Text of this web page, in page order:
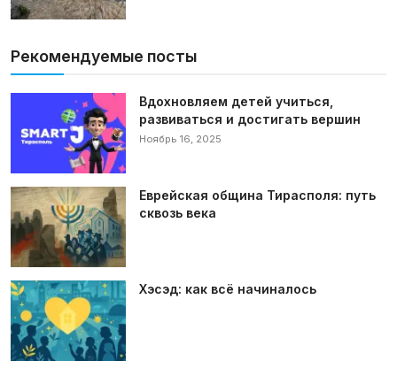
Рекомендуемые посты
Вдохновляем детей учиться,
развиваться и достигать вершин
Ноябрь 16, 2025
Еврейская община Тирасполя: путь
сквозь века
Хэсэд: как всё начиналось